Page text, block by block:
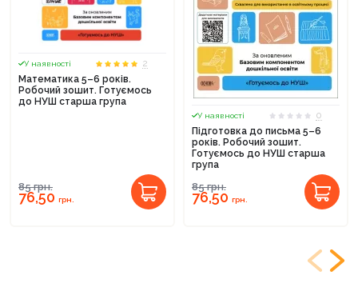
У наявності
2
Математика 5–6 років.
Робочий зошит. Готуємось
до НУШ старша група
85грн.
76,50 грн.
У наявності
0
Підготовка до письма 5–6
років. Робочий зошит.
Готуємось до НУШ старша
група
85грн.
76,50 грн.